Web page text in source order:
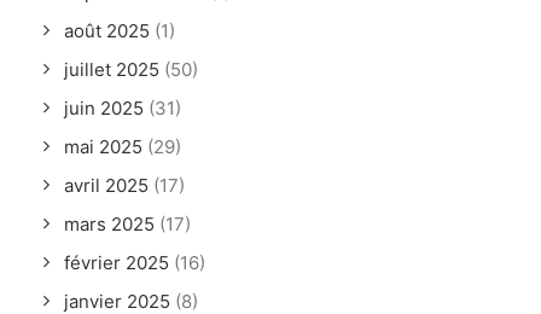
août 2025 (1)
juillet 2025 (50)
juin 2025 (31)
mai 2025 (29)
avril 2025 (17)
mars 2025 (17)
février 2025 (16)
janvier 2025 (8)